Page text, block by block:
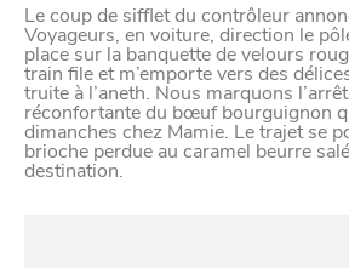
Le coup de sifflet du contrôleur
Voyageurs, en voiture, direction le
place sur la banquette de velours
train file et m’emporte vers des
truite à l’aneth. Nous marquons
réconfortante du bœuf bourguignon
dimanches chez Mamie. Le trajet se
brioche perdue au caramel beurre
destination.